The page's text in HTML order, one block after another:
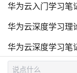
华为云入门学习笔
华为云深度学习理
华为云深度学习笔
华为云AI使能介绍